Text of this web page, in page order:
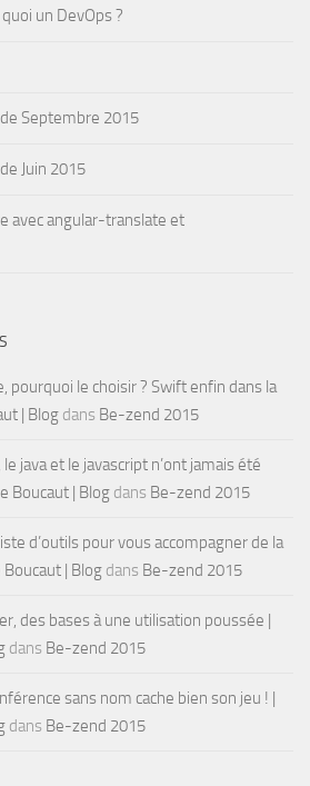
un DevOps ?
Septembre 2015
Juin 2015
avec angular-translate et
pourquoi le choisir ? Swift enfin dans la
| Blog dans Be-zend 2015
java et le javascript n’ont jamais été
Boucaut | Blog dans Be-zend 2015
d’outils pour vous accompagner de la
| Blog dans Be-zend 2015
des bases à une utilisation poussée |
dans Be-zend 2015
sans nom cache bien son jeu ! |
dans Be-zend 2015